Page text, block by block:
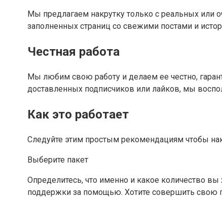
Мы предлагаем накрутку только с реальных или
заполненных страниц со свежими постами и
Честная работа
Мы любим свою работу и делаем ее честно,
доставленных подписчиков или лайков, мы
Как это работает
Следуйте этим простым рекомендациям чтобы
Выберите пакет
Определитесь, что именно и какое количество
поддержки за помощью. Хотите совершить свою